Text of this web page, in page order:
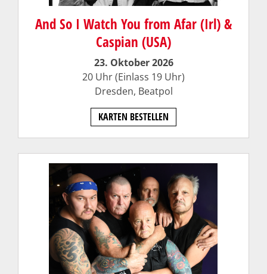
And So I Watch You from Afar (Irl) &
Caspian (USA)
23. Oktober 2026
20 Uhr (Einlass 19 Uhr)
Dresden, Beatpol
KARTEN BESTELLEN